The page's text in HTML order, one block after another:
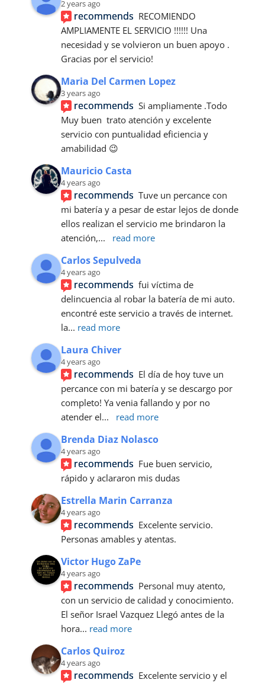
2 years ago
recommends RECOMIENDO
AMPLIAMENTE EL SERVICIO !!!!!! Una
necesidad y se volvieron un buen apoyo .
Gracias por el servicio!
Maria Del Carmen Lopez
3 years ago
recommends Si ampliamente .Todo
Muy buen  trato atención y excelente
servicio con puntualidad eficiencia y
amabilidad 😉
Mauricio Casta
4 years ago
recommends Tuve un percance con
mi batería y a pesar de estar lejos de donde
ellos realizan el servicio me brindaron la
atención,... read more
Carlos Sepulveda
4 years ago
recommends fui víctima de
delincuencia al robar la batería de mi auto.
encontré este servicio a través de internet.
la... read more
Laura Chiver
4 years ago
recommends El día de hoy tuve un
percance con mi batería y se descargo por
completo! Ya venia fallando y por no
atender el... read more
Brenda Diaz Nolasco
4 years ago
recommends Fue buen servicio,
rápido y aclararon mis dudas
Estrella Marin Carranza
4 years ago
recommends Excelente servicio.
Personas amables y atentas.
Victor Hugo ZaPe
4 years ago
recommends Personal muy atento,
con un servicio de calidad y conocimiento.
El señor Israel Vazquez Llegó antes de la
hora... read more
Carlos Quiroz
4 years ago
recommends Excelente servicio y el